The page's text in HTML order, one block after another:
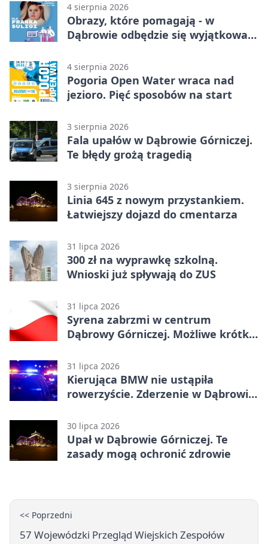
4 sierpnia 2026
Obrazy, które pomagają - w
Dąbrowie odbędzie się wyjątkowa
4 sierpnia 2026
Pogoria Open Water wraca nad
jezioro. Pięć sposobów na start
3 sierpnia 2026
Fala upałów w Dąbrowie Górniczej.
Te błędy grożą tragedią
3 sierpnia 2026
Linia 645 z nowym przystankiem.
Łatwiejszy dojazd do cmentarza
31 lipca 2026
300 zł na wyprawkę szkolną.
Wnioski już spływają do ZUS
31 lipca 2026
Syrena zabrzmi w centrum
Dąbrowy Górniczej. Możliwe krótkie
31 lipca 2026
Kierująca BMW nie ustąpiła
rowerzyście. Zderzenie w Dąbrowie
30 lipca 2026
Upał w Dąbrowie Górniczej. Te
zasady mogą ochronić zdrowie
<< Poprzedni
57 Wojewódzki Przegląd Wiejskich Zespołów